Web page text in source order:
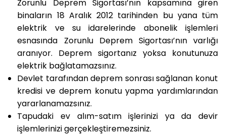
Zorunlu Deprem Sigortası’nın kapsamına giren
binaların 18 Aralık 2012 tarihinden bu yana tüm
elektrik ve su idarelerinde abonelik işlemleri
esnasında Zorunlu Deprem Sigortası’nın varlığı
aranıyor. Deprem sigortanız yoksa konutunuza
elektrik bağlatamazsınız.
Devlet tarafından deprem sonrası sağlanan konut
kredisi ve deprem konutu yapma yardımlarından
yararlanamazsınız.
Tapudaki ev alım-satım işlerinizi ya da devir
işlemlerinizi gerçekleştiremezsiniz.